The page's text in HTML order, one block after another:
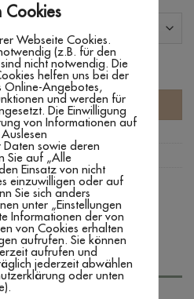
Menge
,Textilien
Cookies
Webseite Cookies.
(z.B. für den
nicht notwendig. Die
helfen uns bei der
Online-Angebotes,
und werden für
Die Einwilligung
von Informationen auf
sowie deren
Sie auf „Alle
Einsatz von nicht
einzuwilligen oder auf
Sie sich anders
unter „Einstellungen
Informationen der von
von Cookies erhalten
aufrufen. Sie können
aufrufen und
jederzeit abwählen
oder unten